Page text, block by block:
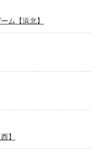
ム【浜北】
】